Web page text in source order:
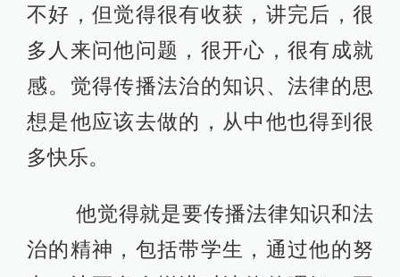
不好，但觉得很有收获，讲完后，很
多人来问他问题，很开心，很有成就
感。觉得传播法治的知识、法律的思
想是他应该去做的，从中他也得到很
多快乐。
他觉得就是要传播法律知识和法
治的精神，包括带学生，通过他的努